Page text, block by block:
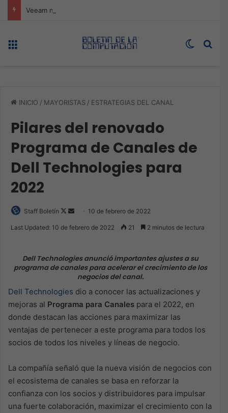
Switch
INICIO / MAYORISTAS / ESTRATEGIAS DEL CANAL
Pilares del renovado
Programa de Canales de
Dell Technologies para
2022
Staff Boletín
Follow
Send 10 de febrero de 2022
Last Updated: 10 de febrero de 2022 21 2 minutos de lectura
Dell Technologies anunció importantes ajustes a su
programa de canales para acelerar el crecimiento de los
negocios del canal.
Dell Technologies dio a conocer las actualizaciones y
mejoras al Programa para Canales para el 2022, en
donde destacan las acciones para maximizar las
ventajas de pertenecer a este programa para todos los
socios de todos los niveles y líneas de negocio.
La compañía señaló que la nueva visión de negocios con
el ecosistema de canales se basa en reforzar la
confianza con los socios y distribuidores para impulsar
una fuerte colaboración, maximizar el crecimiento con la